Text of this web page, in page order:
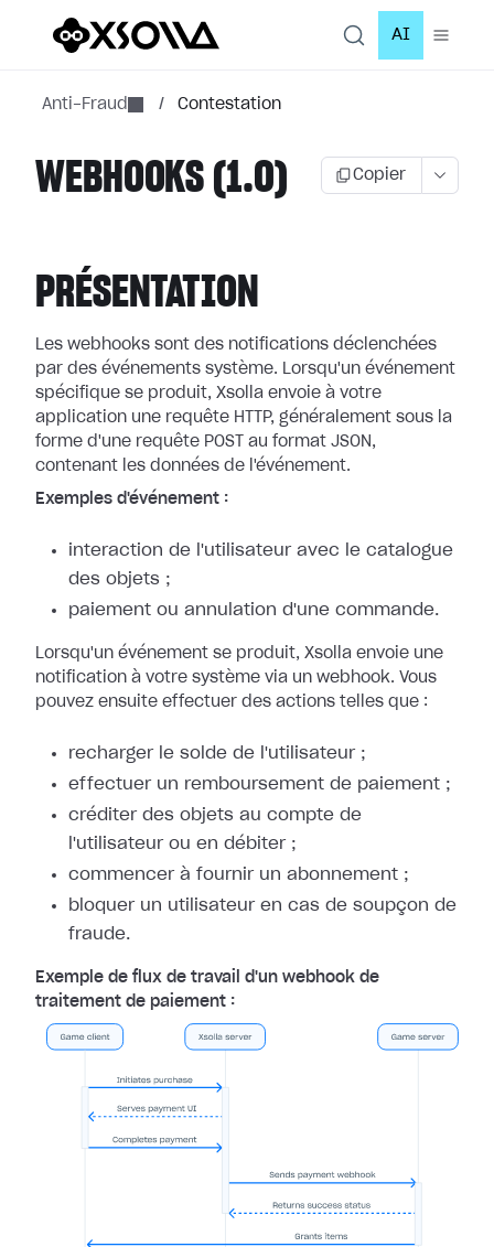
AI
Anti-Fraud / Contestation
WEBHOOKS (1.0) Copier
PRÉSENTATION
Les webhooks sont des notifications déclenchées
par des événements système. Lorsqu'un événement
spécifique se produit, Xsolla envoie à votre
application une requête HTTP, généralement sous la
forme d'une requête POST au format JSON,
contenant les données de l'événement.
Exemples d'événement :
interaction de l'utilisateur avec le catalogue
des objets ;
paiement ou annulation d'une commande.
Lorsqu'un événement se produit, Xsolla envoie une
notification à votre système via un webhook. Vous
pouvez ensuite effectuer des actions telles que :
recharger le solde de l'utilisateur ;
effectuer un remboursement de paiement ;
créditer des objets au compte de
l'utilisateur ou en débiter ;
commencer à fournir un abonnement ;
bloquer un utilisateur en cas de soupçon de
fraude.
Exemple de flux de travail d'un webhook de
traitement de paiement :